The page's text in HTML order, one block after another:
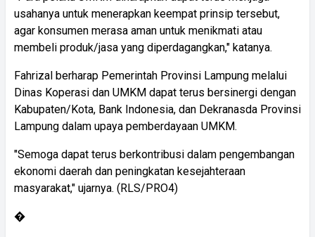
usahanya untuk menerapkan keempat prinsip tersebut,
agar konsumen merasa aman untuk menikmati atau
membeli produk/jasa yang diperdagangkan," katanya.
Fahrizal berharap Pemerintah Provinsi Lampung melalui
Dinas Koperasi dan UMKM dapat terus bersinergi dengan
Kabupaten/Kota, Bank Indonesia, dan Dekranasda Provinsi
Lampung dalam upaya pemberdayaan UMKM.
"Semoga dapat terus berkontribusi dalam pengembangan
ekonomi daerah dan peningkatan kesejahteraan
masyarakat," ujarnya. (RLS/PRO4)
�